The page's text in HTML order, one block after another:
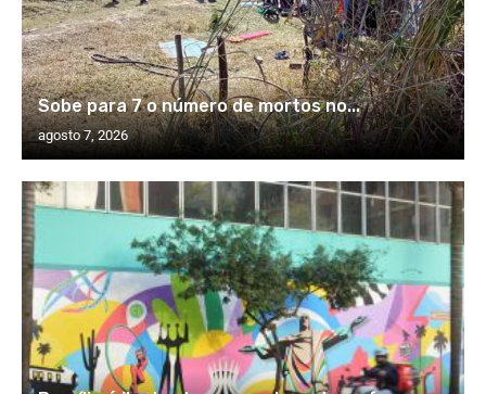
Sobe para 7 o número de mortos no...
agosto 7, 2026